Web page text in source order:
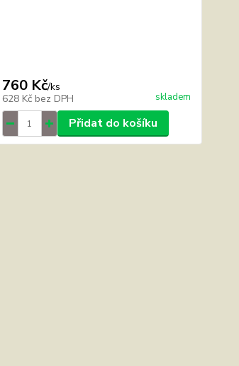
760 Kč/ks
628 Kč bez DPH skladem
Přidat do košíku